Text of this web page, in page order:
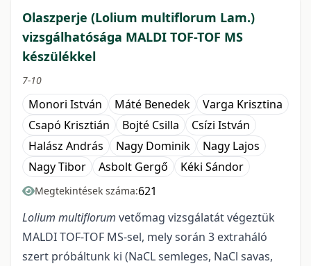
Olaszperje (Lolium multiflorum Lam.)
vizsgálhatósága MALDI TOF-TOF MS
készülékkel
7-10
Monori István Máté Benedek
Varga Krisztina
Csapó Krisztián
Bojté Csilla
Csízi István
Halász András
Nagy Dominik
Nagy Lajos
Nagy Tibor
Asbolt Gergő Kéki Sándor
Megtekintések száma:621
Lolium multiflorum vetőmag vizsgálatát végeztük
MALDI TOF-TOF MS-sel, mely során 3 extraháló
szert próbáltunk ki (NaCL semleges, NaCl savas,